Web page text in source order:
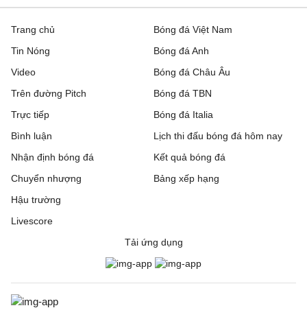
Trang chủ
Tin Nóng
Video
Trên đường Pitch
Trực tiếp
Bóng đá Việt Nam
Bóng đá Anh
Bóng đá Châu Âu
Bóng đá TBN
Bóng đá Italia
Bình luận
Nhận định bóng đá
Chuyển nhượng
Hậu trường
Livescore
Lịch thi đấu bóng đá hôm nay
Kết quả bóng đá
Bảng xếp hạng
Tải ứng dụng